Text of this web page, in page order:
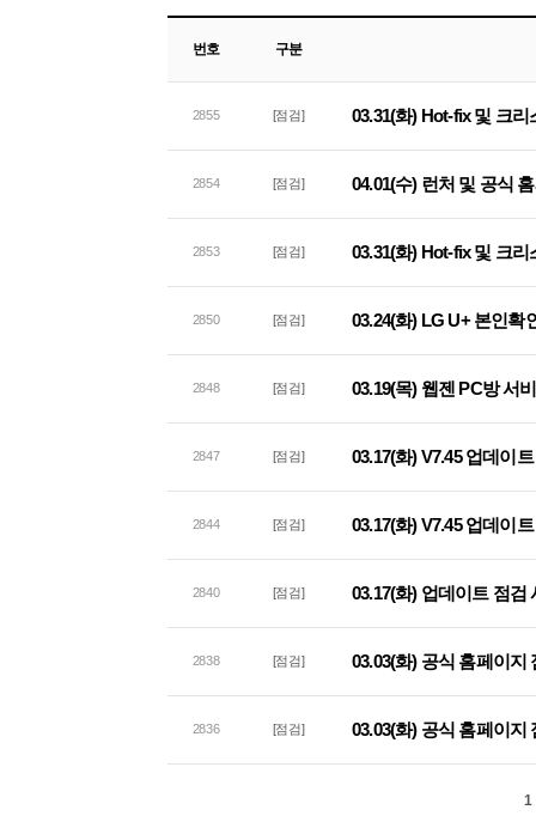
번호 구분
2855 [점검] 03.31(화) Hot-fix 및 크
2854 [점검] 04.01(수) 런처 및 공식
2853 [점검] 03.31(화) Hot-fix 및 크
2850 [점검] 03.24(화) LG U+ 본인확
2848 [점검] 03.19(목) 웹젠 PC방 서
2847 [점검] 03.17(화) V7.45 업데이
2844 [점검] 03.17(화) V7.45 업데이
2840 [점검] 03.17(화) 업데이트 점검
2838 [점검] 03.03(화) 공식 홈페이지
2836 [점검] 03.03(화) 공식 홈페이지
1